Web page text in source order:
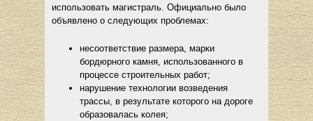
использовать магистраль. Официально было
объявлено о следующих проблемах:
несоответствие размера, марки
бордюрного камня, использованного в
процессе строительных работ;
нарушение технологии возведения
трассы, в результате которого на дороге
образовалась колея;